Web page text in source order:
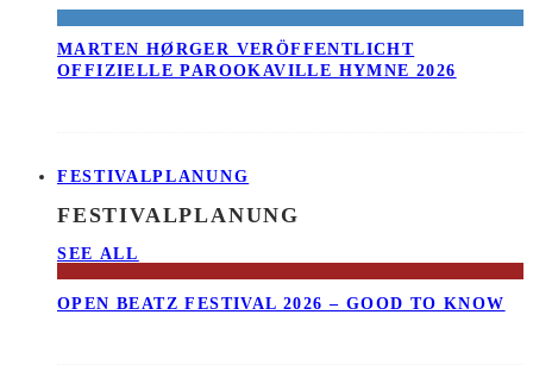
MARTEN HØRGER VERÖFFENTLICHT
OFFIZIELLE PAROOKAVILLE HYMNE 2026
FESTIVALPLANUNG
FESTIVALPLANUNG
SEE ALL
OPEN BEATZ FESTIVAL 2026 – GOOD TO KNOW